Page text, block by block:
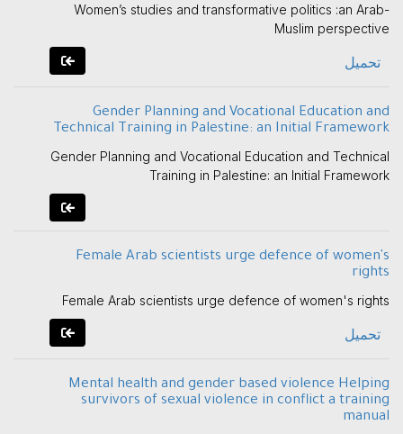
Women’s studies and transformative politics :an Arab-
Muslim perspective
تحميل
Gender Planning and Vocational Education and
Technical Training in Palestine: an Initial Framework
Gender Planning and Vocational Education and Technical
Training in Palestine: an Initial Framework
Female Arab scientists urge defence of women's
rights
Female Arab scientists urge defence of women's rights
تحميل
Mental health and gender based violence Helping
survivors of sexual violence in conflict a training
manual